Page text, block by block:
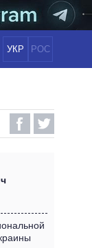
УКР РОС